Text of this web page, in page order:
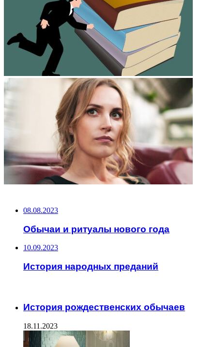
08.08.2023
Обычаи и ритуалы нового года
10.09.2023
История народных преданий
История рождественских обычаев
18.11.2023